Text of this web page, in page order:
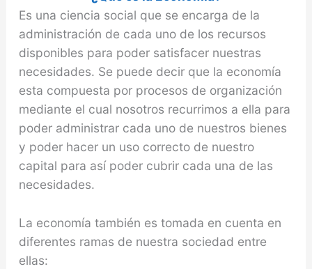
Es una ciencia social que se encarga de la
administración de cada uno de los recursos
disponibles para poder satisfacer nuestras
necesidades. Se puede decir que la economía
esta compuesta por procesos de organización
mediante el cual nosotros recurrimos a ella para
poder administrar cada uno de nuestros bienes
y poder hacer un uso correcto de nuestro
capital para así poder cubrir cada una de las
necesidades.
La economía también es tomada en cuenta en
diferentes ramas de nuestra sociedad entre
ellas: